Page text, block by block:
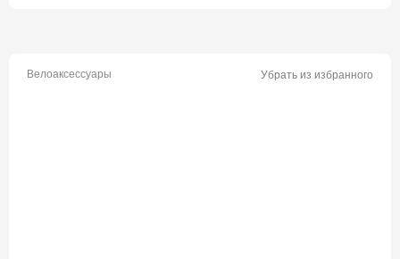
Велоаксессуары Убрать из избранного